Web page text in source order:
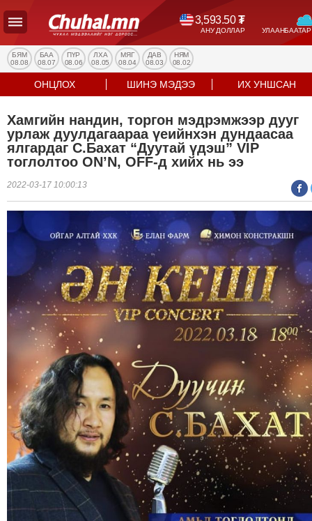
3,593.50₮
АНУ ДОЛЛАР
УЛС
ТӨР
НИЙГЭМ
ЭРҮҮЛ
МЭНД
СПОРТ
БОЛОВСРОЛ
ENTERTAINMENT
МЭДЭЭ
МЭДЭЭ
ТАНИН
МЭДЭХҮЙ
ТЕХНОЛОГИ
ЭРДЭНЭТ
ҮЙЛДВЭРИЙН
ЭРГЭН
ТОЙРОНД
ХАВРЫН
ЧУУЛГАНЫ
ЭРГЭН
ТОЙРОНД
"ОУВС"-
БЯМ
08.08
БАА
08.07
ПҮР
08.06
ЛХА
08.05
МЯГ
08.04
ДАВ
08.03
НЯМ
08.02
ОНЦЛОХ ШИНЭ МЭДЭЭ ИХ УНШСАН
Хамгийн нандин, торгон мэдрэмжээр дууг
урлаж дуулдагаараа үеийнхэн дундаасаа
ялгардаг С.Бахат “Дуутай үдэш” VIP
тоглолтоо ON’N, OFF-д хийх нь ээ
2022-03-17 10:00:13